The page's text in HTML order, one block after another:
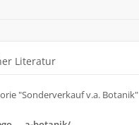
Literatur
"Sonderverkauf v.a. Botanik"